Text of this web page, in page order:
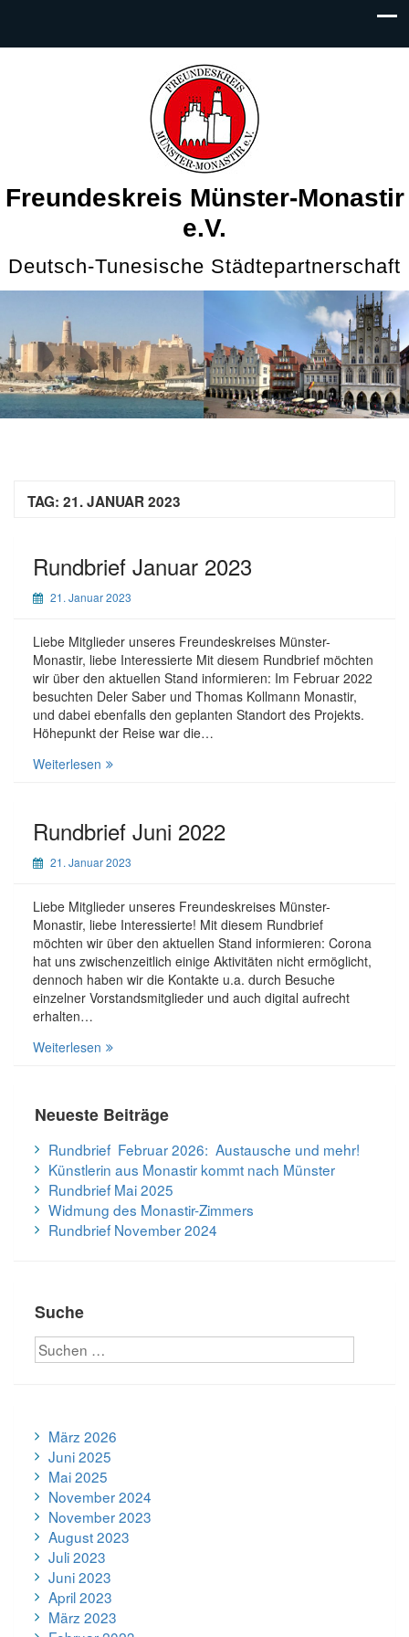
Freundeskreis Münster-Monastir
e.V.
Deutsch-Tunesische Städtepartnerschaft
TAG: 21. JANUAR 2023
Rundbrief Januar 2023
21. Januar 2023
Liebe Mitglieder unseres Freundeskreises Münster-
Monastir, liebe Interessierte Mit diesem Rundbrief möchten
wir über den aktuellen Stand informieren: Im Februar 2022
besuchten Deler Saber und Thomas Kollmann Monastir,
und dabei ebenfalls den geplanten Standort des Projekts.
Höhepunkt der Reise war die…
Weiterlesen Rundbrief
Rundbrief Juni 2022
21. Januar 2023
Liebe Mitglieder unseres Freundeskreises Münster-
Monastir, liebe Interessierte! Mit diesem Rundbrief
möchten wir über den aktuellen Stand informieren: Corona
hat uns zwischenzeitlich einige Aktivitäten nicht ermöglicht,
dennoch haben wir die Kontakte u.a. durch Besuche
einzelner Vorstandsmitglieder und auch digital aufrecht
erhalten…
Weiterlesen Rundbrief
Neueste Beiträge
Rundbrief Februar 2026: Austausche und mehr!
Künstlerin aus Monastir kommt nach Münster
Rundbrief Mai 2025
Widmung des Monastir-Zimmers
Rundbrief November 2024
Suche
März 2026
Juni 2025
Mai 2025
November 2024
November 2023
August 2023
Juli 2023
Juni 2023
April 2023
März 2023